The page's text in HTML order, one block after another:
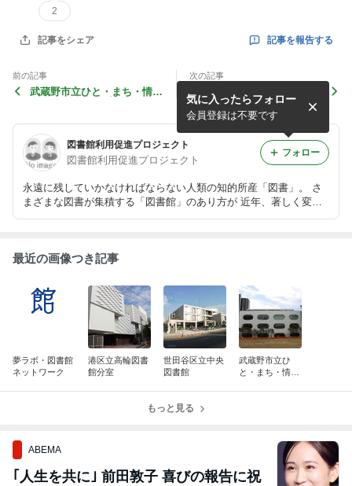
2
記事をシェア 記事を報告する
前の記事
武蔵野市立ひと・まち・情報
次の記事
図書館利用促進プロジェクト
図書館利用促進プロジェクト
永遠に残していかなければならない人類の知的所産「図書」。 さ
まざまな図書が集積する「図書館」のあり方が 近年、著しく変貌
を遂げています。 図書館の魅力を再発見！ それが「図書館利用促
気に入ったらフォロー
会員登録は不要です
フォロー
最近の画像つき記事
夢ラボ・図書館
ネットワーク
港区立高輪図書
館分室
世田谷区立中央
図書館
武蔵野市立ひ
と・まち・情報
もっと見る
ABEMA
｢人生を共に｣ 前田敦子 喜びの報告に祝